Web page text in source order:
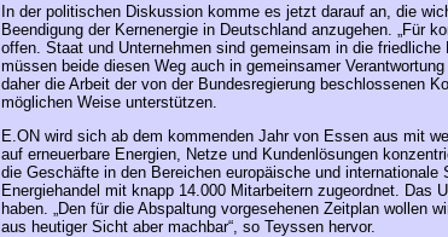
In der politischen Diskussion komme es jetzt darauf an, die
Beendigung der Kernenergie in Deutschland anzugehen. „Für
offen. Staat und Unternehmen sind gemeinsam in die
müssen beide diesen Weg auch in gemeinsamer
daher die Arbeit der von der Bundesregierung beschlossenen
möglichen Weise unterstützen.
E.ON wird sich ab dem kommenden Jahr von Essen aus mit
auf erneuerbare Energien, Netze und Kundenlösungen
die Geschäfte in den Bereichen europäische und internationale
Energiehandel mit knapp 14.000 Mitarbeitern zugeordnet. Das
haben. „Den für die Abspaltung vorgesehenen Zeitplan wollen
aus heutiger Sicht aber machbar“, so Teyssen hervor.